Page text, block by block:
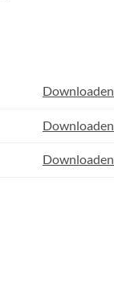
Downloaden
Downloaden
Downloaden